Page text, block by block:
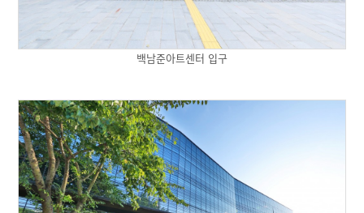
백남준아트센터 입구